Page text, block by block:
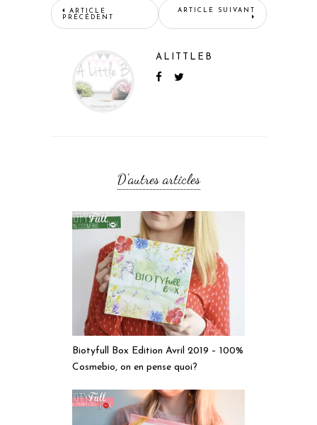
ARTICLE
PRÉCÉDENT
ARTICLE SUIVANT
ALITTLEB
D'autres articles
Biotyfull Box Edition Avril 2019 – 100%
Cosmebio, on en pense quoi?